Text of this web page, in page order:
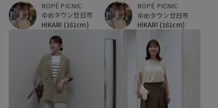
ROPÉ PICNIC
ゆめタウン廿日市
HIKARI (161cm)
ROPÉ PICNIC
ゆめタウン廿日市
HIKARI (161cm)